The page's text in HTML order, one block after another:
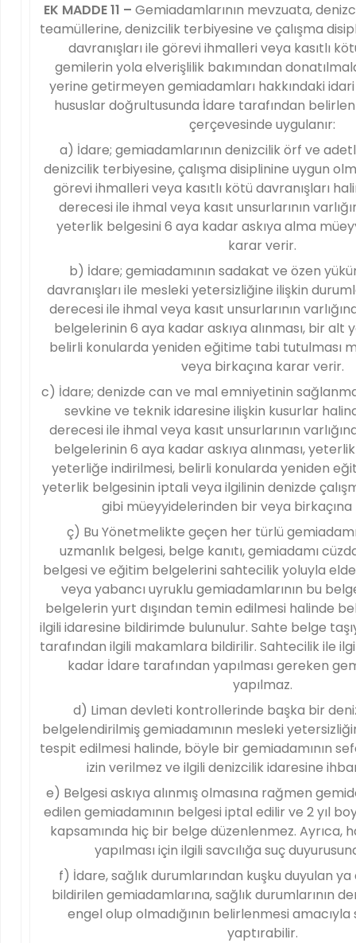
EK MADDE 11 – Gemiadamlarının mevzuata,
teamüllerine, denizcilik terbiyesine ve çalışma
davranışları ile görevi ihmalleri veya kasıtlı
gemilerin yola elverişlilik bakımından
yerine getirmeyen gemiadamları hakkındaki
hususlar doğrultusunda İdare tarafından
çerçevesinde uygulanır:
a) İdare; gemiadamlarının denizcilik örf ve
denizcilik terbiyesine, çalışma disiplinine uygun
görevi ihmalleri veya kasıtlı kötü davranışları
derecesi ile ihmal veya kasıt unsurlarının
yeterlik belgesini 6 aya kadar askıya alma
karar verir.
b) İdare; gemiadamının sadakat ve özen
davranışları ile mesleki yetersizliğine ilişkin
derecesi ile ihmal veya kasıt unsurlarının
belgelerinin 6 aya kadar askıya alınması, bir alt
belirli konularda yeniden eğitime tabi tutulması
veya birkaçına karar verir.
c) İdare; denizde can ve mal emniyetinin
sevkine ve teknik idaresine ilişkin kusurlar
derecesi ile ihmal veya kasıt unsurlarının
belgelerinin 6 aya kadar askıya alınması,
yeterliğe indirilmesi, belirli konularda yeniden
yeterlik belgesinin iptali veya ilgilinin denizde
gibi müeyyidelerinden bir veya
ç) Bu Yönetmelikte geçen her türlü
uzmanlık belgesi, belge kanıtı, gemiadamı
belgesi ve eğitim belgelerini sahtecilik yoluyla
veya yabancı uyruklu gemiadamlarının bu
belgelerin yurt dışından temin edilmesi halinde
ilgili idaresine bildirimde bulunulur. Sahte belge
tarafından ilgili makamlara bildirilir. Sahtecilik ile
kadar İdare tarafından yapılması gereken
yapılmaz.
d) Liman devleti kontrollerinde başka bir
belgelendirilmiş gemiadamının mesleki
tespit edilmesi halinde, böyle bir gemiadamının
izin verilmez ve ilgili denizcilik idaresine
e) Belgesi askıya alınmış olmasına rağmen
edilen gemiadamının belgesi iptal edilir ve 2 yıl
kapsamında hiç bir belge düzenlenmez. Ayrıca,
yapılması için ilgili savcılığa suç
f) İdare, sağlık durumlarından kuşku duyulan
bildirilen gemiadamlarına, sağlık durumlarının
engel olup olmadığının belirlenmesi amacıyla
yaptırabilir.